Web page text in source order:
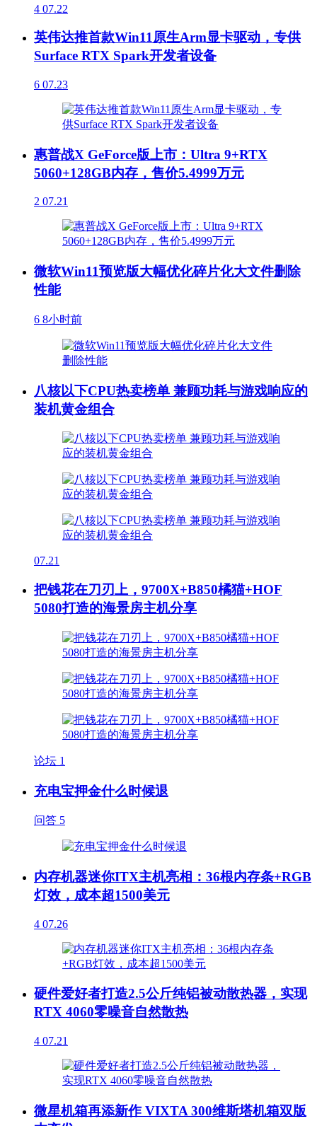
4 07.22
英伟达推首款Win11原生Arm显卡驱动，专供
Surface RTX Spark开发者设备
6 07.23
惠普战X GeForce版上市：Ultra 9+RTX
5060+128GB内存，售价5.4999万元
2 07.21
微软Win11预览版大幅优化碎片化大文件删除
性能
6 8小时前
八核以下CPU热卖榜单 兼顾功耗与游戏响应的
装机黄金组合
07.21
把钱花在刀刃上，9700X+B850橘猫+HOF
5080打造的海景房主机分享
论坛 1
充电宝押金什么时候退
问答 5
内存机器迷你ITX主机亮相：36根内存条+RGB
灯效，成本超1500美元
4 07.26
硬件爱好者打造2.5公斤纯铝被动散热器，实现
RTX 4060零噪音自然散热
4 07.21
微星机箱再添新作 VIXTA 300维斯塔机箱双版